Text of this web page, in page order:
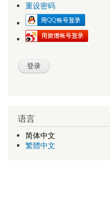
重设密码
语言
简体中文
繁體中文